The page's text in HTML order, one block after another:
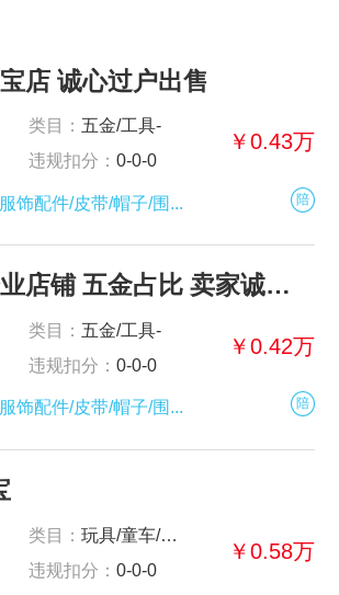
店 诚心过户出售
类目： 五金/工具-
违规扣分：0-0-0
￥0.43万
饰配件/皮带/帽子/围... 陪
铺 五金占比 卖家诚心出售
类目： 五金/工具-
违规扣分：0-0-0
￥0.42万
饰配件/皮带/帽子/围... 陪
类目：玩具/童车/益智/积木/模型-
违规扣分：0-0-0
￥0.58万